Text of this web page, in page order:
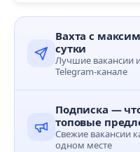
Вахта с
сутки
Лучшие вакансии
Telegram-канале
Подписка —
топовые
Свежие вакансии
одном месте